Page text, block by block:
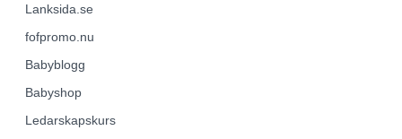
Lanksida.se
fofpromo.nu
Babyblogg
Babyshop
Ledarskapskurs